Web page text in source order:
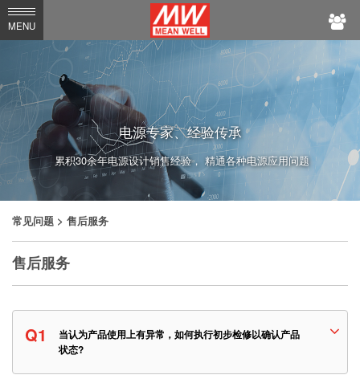
MEAN
WELL
MENU
电源专家、经验传承
累积30余年电源设计销售经验， 精通各种电源应用问题
常见问题 > 售后服务
售后服务
Q1
当认为产品使用上有异常，如何执行初步检修以确认产品
状态?